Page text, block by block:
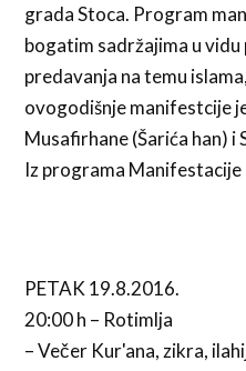
grada Stoca. Program
bogatim sadržajima u
predavanja na temu
ovogodišnje manifestcije
Musafirhane (Šarića han) i
Iz programa
PETAK 19.8.2016.
20:00 h – Rotimlja
– Večer Kur'ana, zikra,